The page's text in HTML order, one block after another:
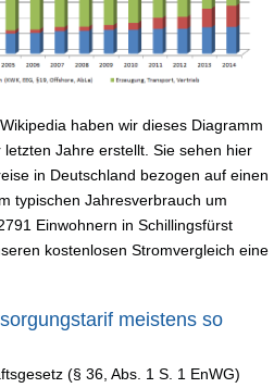
haben wir dieses Diagramm
Jahre erstellt. Sie sehen hier
in Deutschland bezogen auf einen
typischen Jahresverbrauch um
Einwohnern in Schillingsfürst
kostenlosen Stromvergleich eine
meistens so
(§ 36, Abs. 1 S. 1 EnWG)